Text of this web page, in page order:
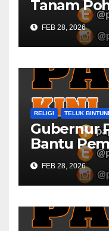
Tanam
Civitas
FEB 28, 2026
RELIGI TELUK BINTUNI
Gubernur
Bantu
Al Maun
FEB 28, 2026